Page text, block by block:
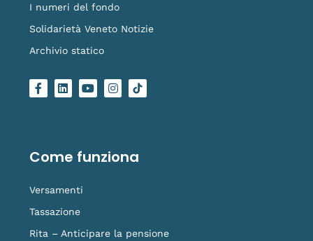
I numeri del fondo
Solidarietà Veneto Notizie
Archivio statico
F
a
o
k
L
i
i
n
Y
o
e
I
n
r
a
L
o
i
k
Come funziona
Versamenti
Tassazione
Rita – Anticipare la pensione